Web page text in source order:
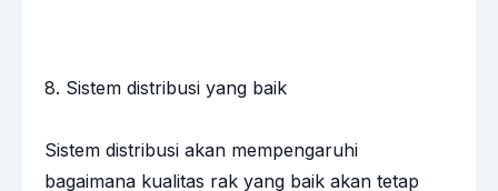
8. Sistem distribusi yang baik
Sistem distribusi akan mempengaruhi
bagaimana kualitas rak yang baik akan tetap